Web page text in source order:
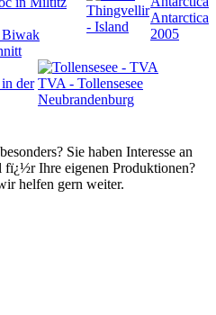
Thingvellir
- Island
Antarctica
2005
der TVA - Tollensesee
Neubrandenburg
Sie haben Interesse an
Ihre eigenen Produktionen?
helfen gern weiter.